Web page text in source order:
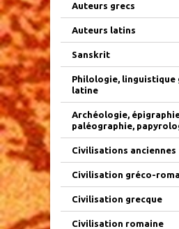
Auteurs grecs
Auteurs latins
Sanskrit
Philologie, linguistique
latine
Archéologie,
paléographie,
Civilisations anciennes
Civilisation gréco-
Civilisation grecque
Civilisation romaine